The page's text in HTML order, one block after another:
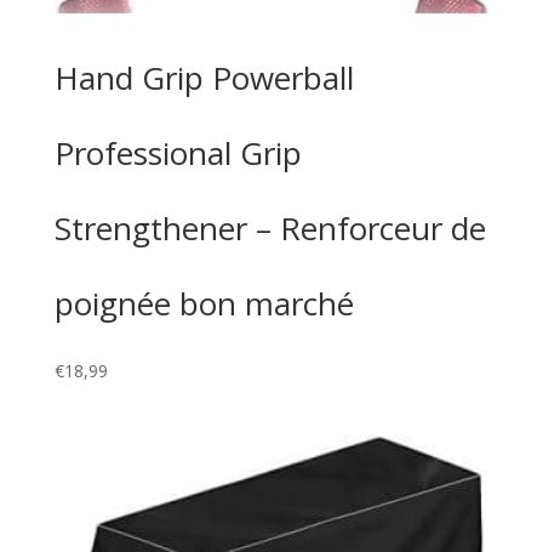
Hand Grip Powerball
Professional Grip
Strengthener – Renforceur de
poignée bon marché
€18,99